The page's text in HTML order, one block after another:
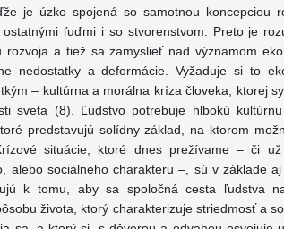
je úzko spojená so samotnou koncepciou
ľuďmi i so stvorenstvom. Preto je
a tiež sa zamyslieť nad významom
nedostatky a deformácie. Vyžaduje si to
– kultúrna a morálna kríza človeka, ktorej
sveta (8). Ľudstvo potrebuje hlbokú
predstavujú solídny základ, na ktorom
situácie, ktoré dnes prežívame – či už
alebo sociálneho charakteru –, sú v základe
k tomu, aby sa spoločná cesta ľudstva
života, ktorý charakterizuje striedmosť a